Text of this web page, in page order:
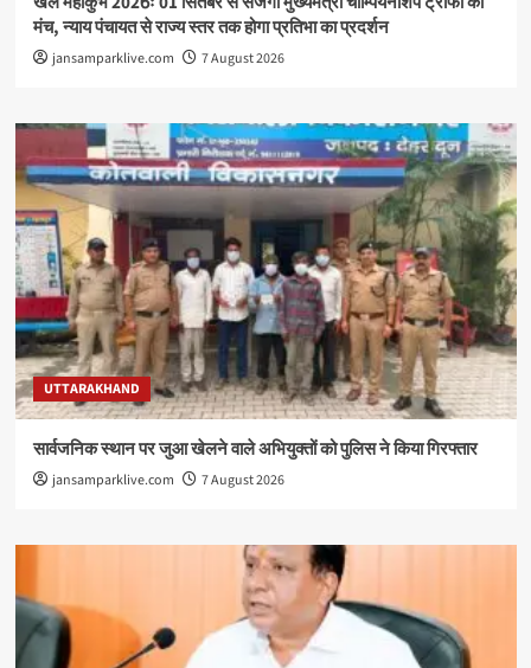
मंच, न्याय पंचायत से राज्य स्तर तक होगा प्रतिभा का प्रदर्शन
jansamparklive.com 7 August 2026
UTTARAKHAND
सार्वजनिक स्थान पर जुआ खेलने वाले अभियुक्तों को पुलिस ने किया गिरफ्तार
jansamparklive.com 7 August 2026